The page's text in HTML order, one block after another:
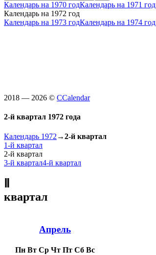
Календарь на 1970 годКалендарь на 1971 год
Календарь на 1972 год
Календарь на 1973 годКалендарь на 1974 год
2018 — 2026 © CCalendar
2-й квартал 1972 года
Календарь 1972 →2-й квартал
1-й квартал
2-й квартал
3-й квартал4-й квартал
квартал
Апрель
Пн Вт Ср Чт Пт Сб Вс